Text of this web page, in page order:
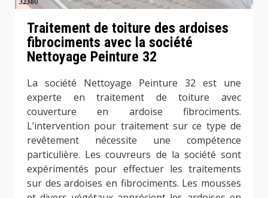
Traitement de toiture des ardoises
fibrociments avec la société
Nettoyage Peinture 32
La société Nettoyage Peinture 32 est une
experte en traitement de toiture avec
couverture en ardoise fibrociments.
L’intervention pour traitement sur ce type de
revêtement nécessite une compétence
particulière. Les couvreurs de la société sont
expérimentés pour effectuer les traitements
sur des ardoises en fibrociments. Les mousses